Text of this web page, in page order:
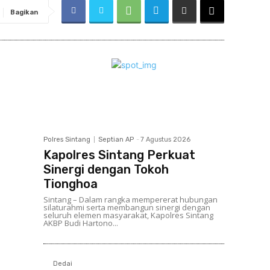
Bagikan
Polres Sintang Septian AP - 7 Agustus 2026
Kapolres Sintang Perkuat
Sinergi dengan Tokoh
Tionghoa
Sintang – Dalam rangka mempererat hubungan
silaturahmi serta membangun sinergi dengan
seluruh elemen masyarakat, Kapolres Sintang
AKBP Budi Hartono...
Dedai